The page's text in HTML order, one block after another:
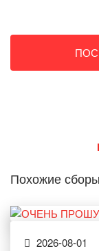
Похожие сборы
2026-08-01